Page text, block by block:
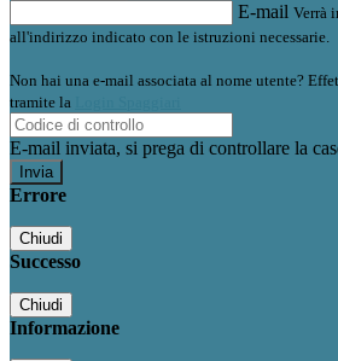
E-mail Verrà
all'indirizzo indicato con le istruzioni necessarie.
Non hai una e-mail associata al nome utente?
tramite la
E-mail inviata, si prega di controllare la
Errore
Chiudi
Successo
Chiudi
Informazione